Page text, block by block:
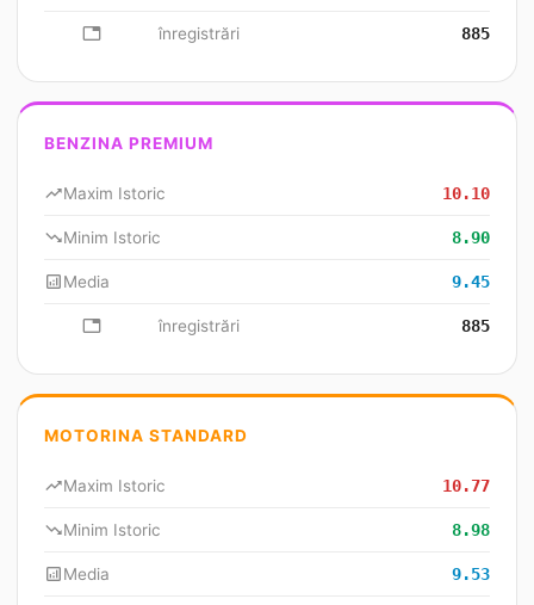
database înregistrări 885
BENZINA PREMIUM
trending_upMaxim Istoric 10.10
trending_downMinim Istoric 8.90
analyticsMedia 9.45
database înregistrări 885
MOTORINA STANDARD
trending_upMaxim Istoric 10.77
trending_downMinim Istoric 8.98
analyticsMedia 9.53